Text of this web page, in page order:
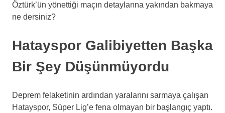
Öztürk’ün yönettiği maçın detaylarına yakından bakmaya
ne dersiniz?
Hatayspor Galibiyetten Başka
Bir Şey Düşünmüyordu
Deprem felaketinin ardından yaralarını sarmaya çalışan
Hatayspor, Süper Lig’e fena olmayan bir başlangıç yaptı.